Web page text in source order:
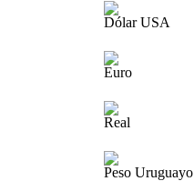
Dólar USA
Euro
Real
Peso Uruguayo